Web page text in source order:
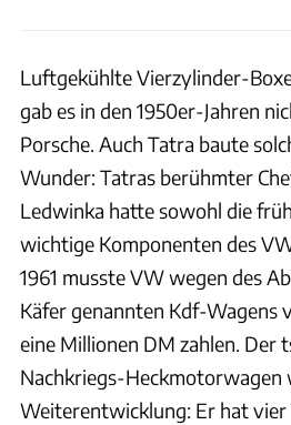
Luftgekühlte Vierzylinder-
gab es in den 1950er-Jahren
Porsche. Auch Tatra baute
Wunder: Tatras berühmter
Ledwinka hatte sowohl die
wichtige Komponenten des
1961 musste VW wegen des
Käfer genannten Kdf-
eine Millionen DM zahlen. Der
Nachkriegs-Heckmotorwagen
Weiterentwicklung: Er hat vier